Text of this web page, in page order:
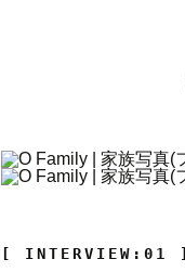
[ INTERVIEW:01 ]